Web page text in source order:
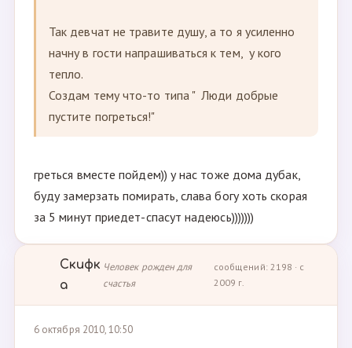
Так девчат не травите душу, а то я усиленно
начну в гости напрашиваться к тем, у кого
тепло.
Создам тему что-то типа " Люди добрые
пустите погреться!"
греться вместе пойдем)) у нас тоже дома дубак,
буду замерзать помирать, слава богу хоть скорая
за 5 минут приедет-спасут надеюсь)))))))
Скифк
а
Человек рожден для
счастья
сообщений: 2198 · с
2009 г.
6 октября 2010, 10:50